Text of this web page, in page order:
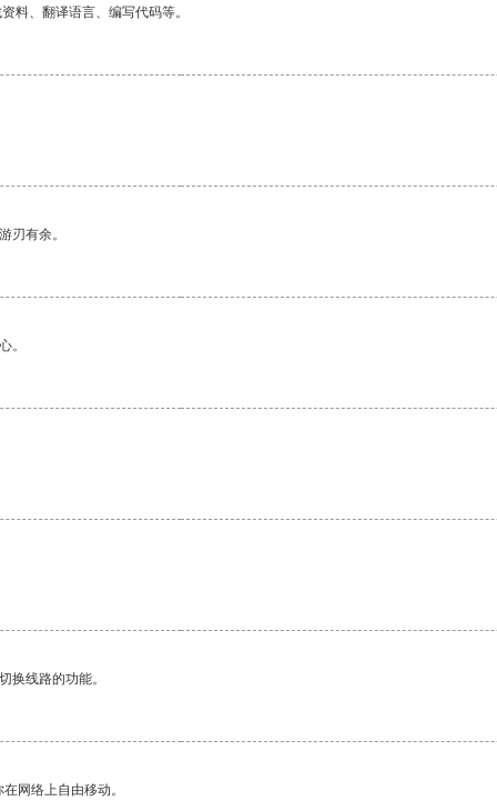
料、翻译语言、编写代码等。
刃有余。
。
换线路的功能。
网络上自由移动。